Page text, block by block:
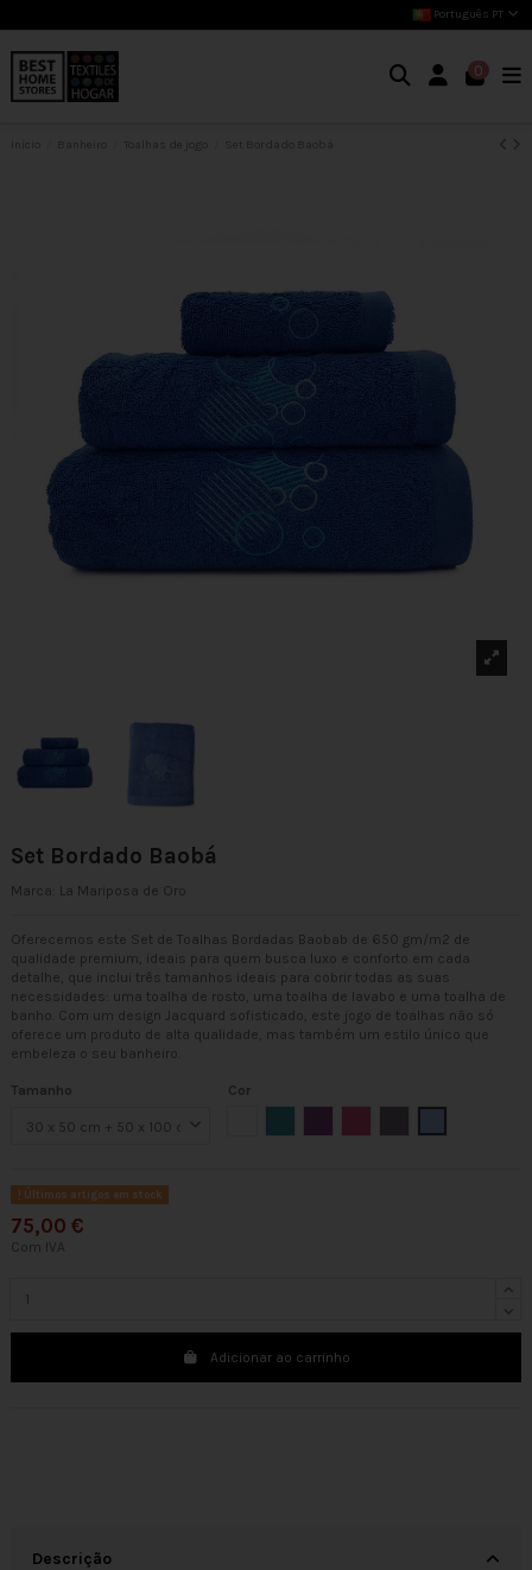
Português PT
0
Set Bordado Baobá
Marca: La Mariposa de Oro
Oferecemos este Set de Toalhas Bordadas Baobab de 650 gm/m2 de
qualidade premium, ideais para quem busca luxo e conforto em cada
detalhe, que inclui três tamanhos ideais para cobrir todas as suas
necessidades: uma toalha de rosto, uma toalha de lavabo e uma toalha de
banho. Com um design Jacquard sofisticado, este jogo de toalhas não só
oferece um produto de alta qualidade, mas também um estilo único que
embeleza o seu banheiro.
Tamanho
Cor
Últimos artigos em stock
75,00 €
Com IVA
Adicionar ao carrinho
Descrição